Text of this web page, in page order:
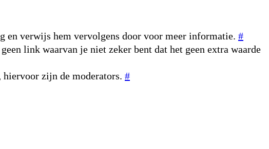
en verwijs hem vervolgens door voor meer informatie. #
link waarvan je niet zeker bent dat het geen extra waarde
hiervoor zijn de moderators. #